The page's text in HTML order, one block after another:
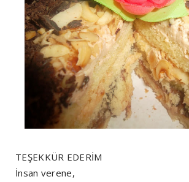
TEŞEKKÜR EDERİM
İnsan verene,